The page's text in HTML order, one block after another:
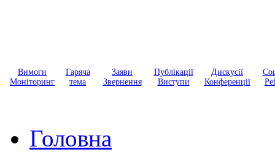
Вимоги
Моніторинг
Гаряча
тема
Заяви
Звернення
Публікації
Виступи
Дискусії
Конференції
Головна